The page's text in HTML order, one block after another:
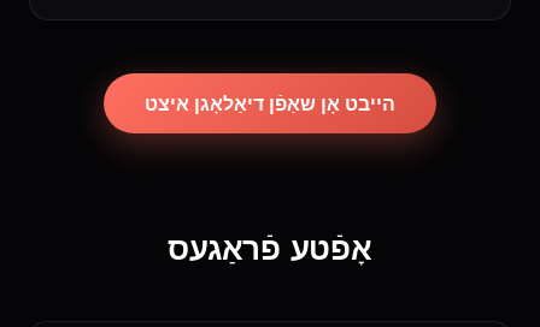
הייבט אָן שאַפֿן דיאַלאָגן איצט
אָפֿטע פֿראַגעס